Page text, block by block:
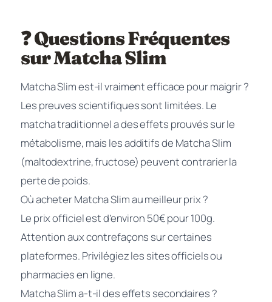
❓ Questions Fréquentes
sur Matcha Slim
Matcha Slim est-il vraiment efficace pour maigrir ?
Les preuves scientifiques sont limitées. Le
matcha traditionnel a des effets prouvés sur le
métabolisme, mais les additifs de Matcha Slim
(maltodextrine, fructose) peuvent contrarier la
perte de poids.
Où acheter Matcha Slim au meilleur prix ?
Le prix officiel est d’environ 50€ pour 100g.
Attention aux contrefaçons sur certaines
plateformes. Privilégiez les sites officiels ou
pharmacies en ligne.
Matcha Slim a-t-il des effets secondaires ?